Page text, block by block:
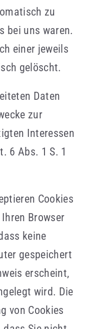
zu
bei uns waren.
einer jeweils
gelöscht.
Daten
zur
Interessen
6 Abs. 1 S. 1
Cookies
Browser
keine
gespeichert
erscheint,
wird. Die
von Cookies